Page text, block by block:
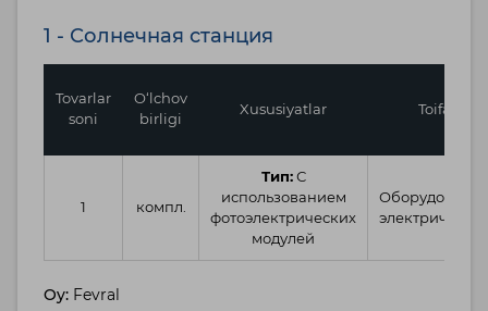
1 - Солнечная станция
Tovarlar
soni
O‘lchov
birligi
Xususiyatlar Toifa
1 компл.
Тип:С
использованием
фотоэлектрических
модулей
Oy: Fevral